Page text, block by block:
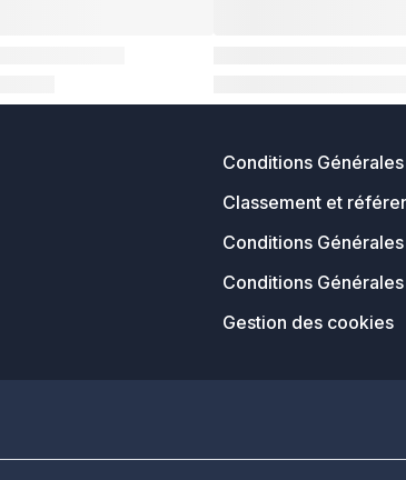
Conditions
Classement et
Conditions
Conditions
Gestion des cookies